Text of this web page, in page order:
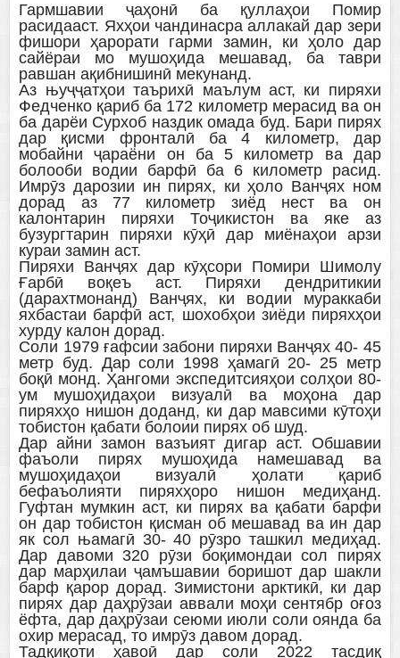
Гармшавии ҷаҳонӣ ба қуллаҳои Помир
расидааст. Яхҳои чандинасра аллакай дар зери
фишори ҳарорати гарми замин, ки ҳоло дар
сайёраи мо мушоҳида мешавад, ба таври
равшан ақибнишинӣ мекунанд.
Аз њуҷҷатҳои таърихӣ маълум аст, ки пиряхи
Федченко қариб ба 172 километр мерасид ва он
ба дарёи Сурхоб наздик омада буд. Бари пирях
дар қисми фронталӣ ба 4 километр, дар
мобайни ҷараёни он ба 5 километр ва дар
болооби водии барфӣ ба 6 километр расид.
Имрӯз дарозии ин пирях, ки ҳоло Ванҷях ном
дорад аз 77 километр зиёд нест ва он
калонтарин пиряхи Тоҷикистон ва яке аз
бузургтарин пиряхи кӯҳӣ дар миёнаҳои арзи
кураи замин аст.
Пиряхи Ванҷях дар кӯҳсори Помири Шимолу
Ғарбӣ воқеъ аст. Пиряхи дендритикии
(дарахтмонанд) Ванҷях, ки водии мураккаби
яхбастаи барфӣ аст, шохобҳои зиёди пиряхҳои
хурду калон дорад.
Соли 1979 ғафсии забони пиряхи Ванҷях 40- 45
метр буд. Дар соли 1998 ҳамагӣ 20- 25 метр
боқӣ монд. Ҳангоми экспедитсияҳои солҳои 80-
ум мушоҳидаҳои визуалӣ ва моҳона дар
пиряхҳо нишон доданд, ки дар мавсими кӯтоҳи
тобистон қабати болоии пирях об шуд.
Дар айни замон вазъият дигар аст. Обшавии
фаъоли пирях мушоҳида намешавад ва
мушоҳидаҳои визуалӣ ҳолати қариб
бефаъолияти пиряхҳоро нишон медиҳанд.
Гуфтан мумкин аст, ки пирях ва қабати барфи
он дар тобистон қисман об мешавад ва ин дар
як сол њамагӣ 30- 40 рӯзро ташкил медиҳад.
Дар давоми 320 рӯзи боқимондаи сол пирях
дар марҳилаи ҷамъшавии боришот дар шакли
барф қарор дорад. Зимистони арктикӣ, ки дар
пирях дар даҳрӯзаи аввали моҳи сентябр оғоз
ёфта, дар даҳрӯзаи сеюми июли соли оянда ба
охир мерасад, то имрӯз давом дорад.
Тадқиқоти ҳавоӣ дар соли 2022 тасдиқ